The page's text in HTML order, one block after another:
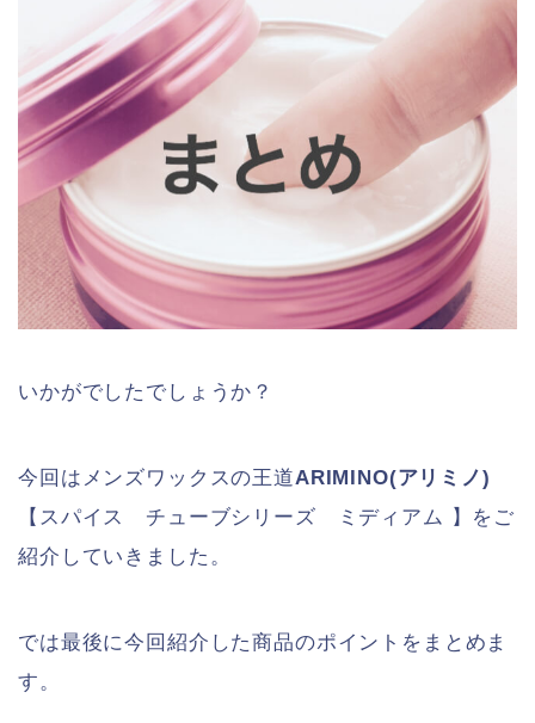
いかがでしたでしょうか？
今回はメンズワックスの王道ARIMINO(アリミノ)
【スパイス チューブシリーズ ミディアム 】をご
紹介していきました。
では最後に今回紹介した商品のポイントをまとめま
す。